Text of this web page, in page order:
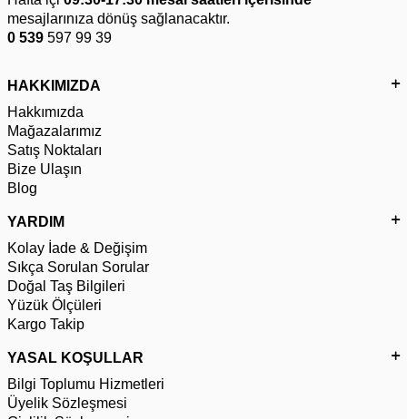
mesajlarınıza dönüş sağlanacaktır.
0 539 597 99 39
HAKKIMIZDA
Hakkımızda
Mağazalarımız
Satış Noktaları
Bize Ulaşın
Blog
YARDIM
Kolay İade & Değişim
Sıkça Sorulan Sorular
Doğal Taş Bilgileri
Yüzük Ölçüleri
Kargo Takip
YASAL KOŞULLAR
Bilgi Toplumu Hizmetleri
Üyelik Sözleşmesi